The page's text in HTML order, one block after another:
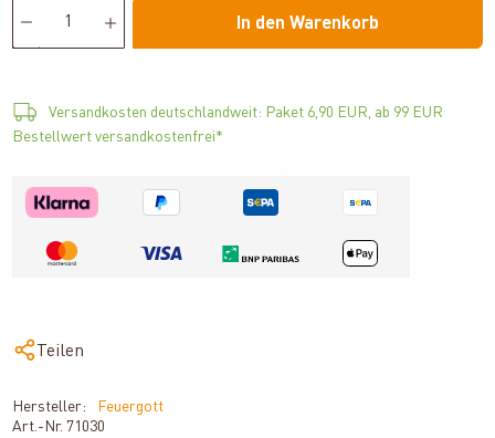
In den Warenkorb
Versandkosten deutschlandweit: Paket 6,90 EUR, ab 99 EUR
Bestellwert versandkostenfrei*
Teilen
Hersteller:
Feuergott
Art.-Nr. 71030